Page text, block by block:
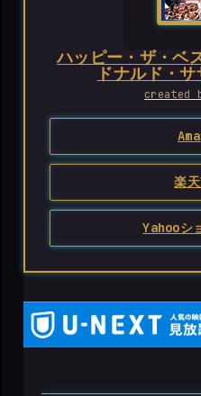
ハッピー・ザ・
ドナルド・
created
楽
Yahooシ